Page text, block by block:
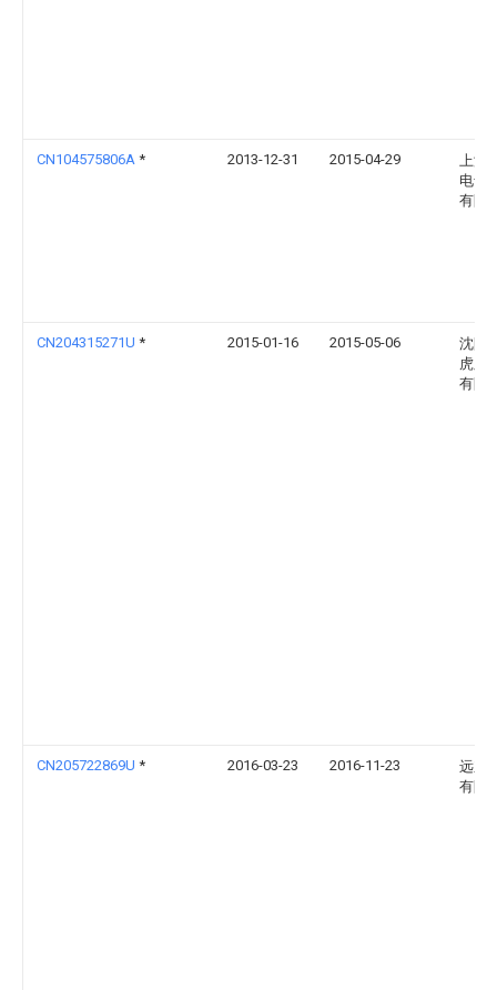
CN104575806A * 2013-12-31 2015-04-29
上海
电气
有限
CN204315271U * 2015-01-16 2015-05-06
沈阳
虎牌
有限
CN205722869U * 2016-03-23 2016-11-23
远东
有限